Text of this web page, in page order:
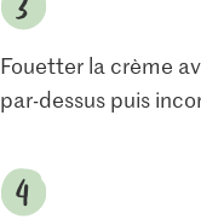
Fouetter la crème
par-dessus puis